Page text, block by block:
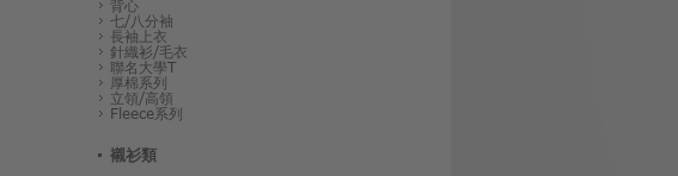
背心
七/八分袖
長袖上衣
針織衫/毛衣
聯名大學T
厚棉系列
立領/高領
Fleece系列
襯衫類